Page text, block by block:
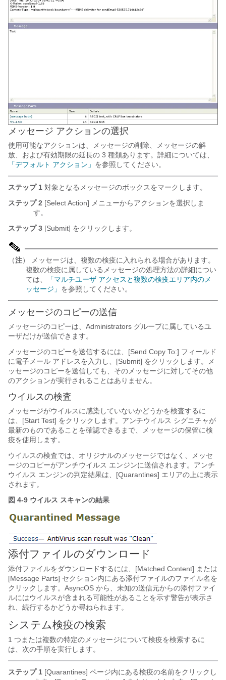
メッセージ アクションの選択
使用可能なアクションは、メッセージの削除、メッセージの解
放、および有効期限の延長の 3 種類あります。詳細については、
「デフォルト アクション」 を参照してください。
ステップ 1 対象となるメッセージのボックスをマークします。
ステップ 2 [Select Action] メニューからアクションを選択しま
す。
ステップ 3 [Submit] をクリックします。
（注） メッセージは、複数の検疫に入れられる場合があります。
複数の検疫に属しているメッセージの処理方法の詳細につい
ては、
「マルチユーザ アクセスと複数の検疫エリア内のメ
ッセージ」 を参照してください。
メッセージのコピーの送信
メッセージのコピーは、Administrators グループに属しているユ
ーザだけが送信できます。
メッセージのコピーを送信するには、[Send Copy To:] フィールド
に電子メール アドレスを入力し、[Submit] をクリックします。メ
ッセージのコピーを送信しても、そのメッセージに対してその他
のアクションが実行されることはありません。
ウイルスの検査
メッセージがウイルスに感染していないかどうかを検査するに
は、[Start Test] をクリックします。アンチウイルス シグニチャが
最新のものであることを確認できるまで、メッセージの保管に検
疫を使用します。
ウイルスの検査では、オリジナルのメッセージではなく、メッセ
ージのコピーがアンチウイルス エンジンに送信されます。アンチ
ウイルス エンジンの判定結果は、[Quarantines] エリアの上に表示
されます。
図 4-9 ウイルス スキャンの結果
添付ファイルのダウンロード
添付ファイルをダウンロードするには、[Matched Content] または
[Message Parts] セクション内にある添付ファイルのファイル名を
クリックします。AsyncOS から、未知の送信元からの添付ファイ
ルにはウイルスが含まれる可能性があることを示す警告が表示さ
れ、続行するかどうか尋ねられます。
システム検疫の検索
1 つまたは複数の特定のメッセージについて検疫を検索するに
は、次の手順を実行します。
ステップ 1 [Quarantines] ページ内にある検疫の名前をクリックし